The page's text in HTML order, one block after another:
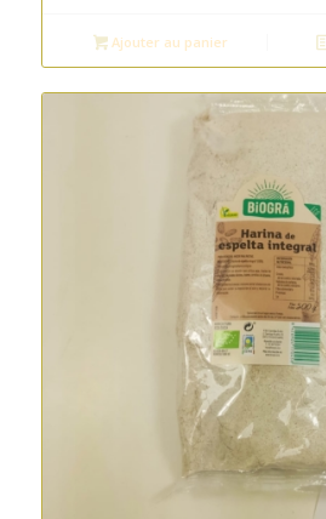
Ajouter au panier